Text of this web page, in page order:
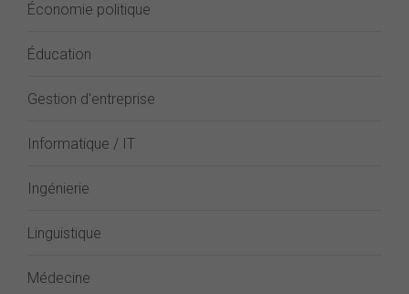
Économie politique
Éducation
Gestion d'entreprise
Informatique / IT
Ingénierie
Linguistique
Médecine